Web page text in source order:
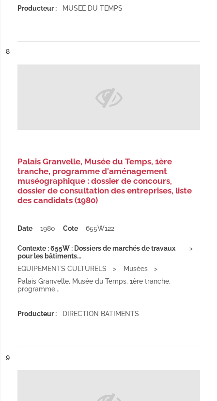
Producteur : MUSEE DU TEMPS
n°
8
Palais Granvelle, Musée du Temps, 1ère
tranche, programme d'aménagement
muséographique : dossier de concours,
dossier de consultation des entreprises, liste
des candidats (1980)
Date 1980 Cote 655W122
Contexte : 655W : Dossiers de marchés de travaux
pour les bâtiments...
EQUIPEMENTS CULTURELS
Musées
Palais Granvelle, Musée du Temps, 1ère tranche,
programme...
Producteur : DIRECTION BATIMENTS
n°
9